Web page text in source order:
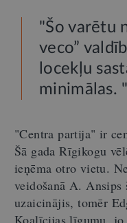
"Šo varētu
veco”
locekļu
minimālas. "
"Centra partija" ir
Šā gada Rīgikogu
ieņēma otro vietu.
veidošanā A. Ansips
uzaicinājis, tomēr